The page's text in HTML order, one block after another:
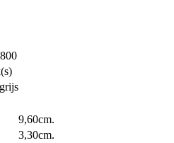
9,60cm.
3,30cm.